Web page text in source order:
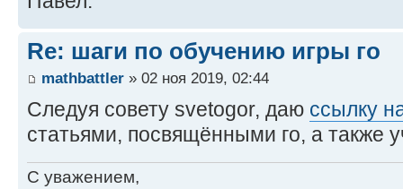
Re: шаги по обучению игры го
mathbattler » 02 ноя 2019, 02:44
Следуя совету svetogor, даю ссылку
статьями, посвящёнными го, а также
С уважением,